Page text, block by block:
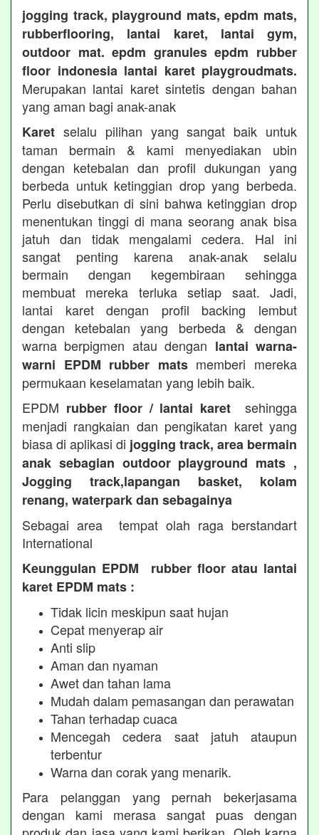
jogging track, playground mats, epdm mats,
rubberflooring, lantai karet, lantai gym,
outdoor mat. epdm granules epdm rubber
floor indonesia lantai karet playgroudmats.
Merupakan lantai karet sintetis dengan bahan
yang aman bagi anak-anak
Karet selalu pilihan yang sangat baik untuk
taman bermain & kami menyediakan ubin
dengan ketebalan dan profil dukungan yang
berbeda untuk ketinggian drop yang berbeda.
Perlu disebutkan di sini bahwa ketinggian drop
menentukan tinggi di mana seorang anak bisa
jatuh dan tidak mengalami cedera. Hal ini
sangat penting karena anak-anak selalu
bermain dengan kegembiraan sehingga
membuat mereka terluka setiap saat. Jadi,
lantai karet dengan profil backing lembut
dengan ketebalan yang berbeda & dengan
warna berpigmen atau dengan lantai warna-
warni EPDM rubber matsmemberi mereka
permukaan keselamatan yang lebih baik.
EPDM rubber floor / lantai karet sehingga
menjadi rangkaian dan pengikatan karet yang
biasa di aplikasi di jogging track, area bermain
anak sebagian outdoor playground mats ,
Jogging track,lapangan basket, kolam
renang, waterpark dan sebagainya
Sebagai area tempat olah raga berstandart
International
Keunggulan EPDM rubber floor atau lantai
karet EPDM mats :
Tidak licin meskipun saat hujan
Cepat menyerap air
Anti slip
Aman dan nyaman
Awet dan tahan lama
Mudah dalam pemasangan dan perawatan
Tahan terhadap cuaca
Mencegah cedera saat jatuh ataupun
terbentur
Warna dan corak yang menarik.
Para pelanggan yang pernah bekerjasama
dengan kami merasa sangat puas dengan